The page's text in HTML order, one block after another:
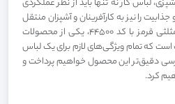
را نیز به کارآفرینان و آشپزان منتقل
کند. روپوش آشپزی کوتاه مدل مثلثی قرمز با کد 44500، یکی از محصولات
که تمام ویژگی‌های لازم برای یک لباس
دقیق‌تر این محصول خواهیم پرداخت و
کرد.